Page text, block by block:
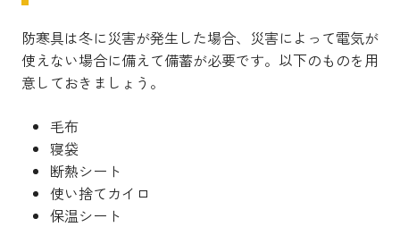
防寒具は冬に災害が発生した場合、災害によって電気が
使えない場合に備えて備蓄が必要です。以下のものを用
意しておきましょう。
毛布
寝袋
断熱シート
使い捨てカイロ
保温シート